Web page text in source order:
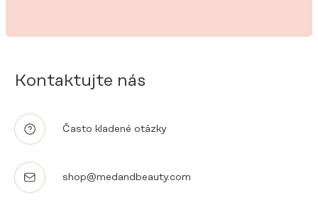
Kontaktujte nás
Často kladené otázky
shop@medandbeauty.com